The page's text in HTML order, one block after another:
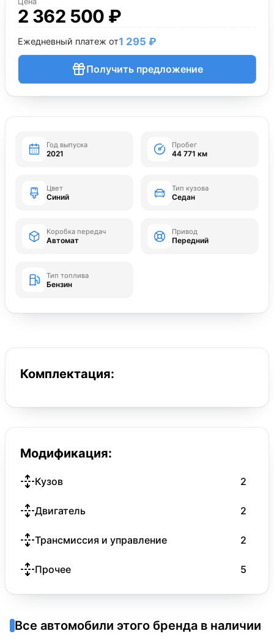
2 362 500 ₽
Ежедневный платеж от1 295 ₽
Получить предложение
Год выпуска
2021
Пробег
44 771 км
Цвет
Синий
Тип кузова
Седан
Коробка передач
Автомат
Привод
Передний
Тип топлива
Бензин
Комплектация:
Модификация:
Кузов 2
Двигатель 2
Трансмиссия и управление 2
Прочее 5
Все автомобили этого бренда в наличии